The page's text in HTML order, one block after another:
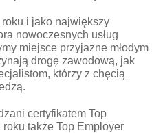
i jako największy
nowoczesnych usług
miejsce przyjazne młodym
drogę zawodową, jak
którzy z chęcią
certyfikatem Top
także Top Employer